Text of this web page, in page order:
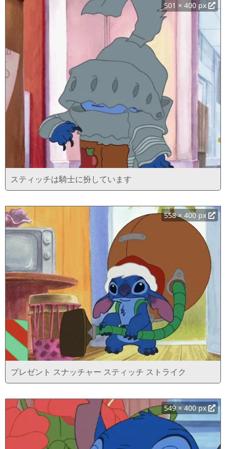
501 × 400 px
スティッチは騎士に扮しています
558 × 400 px
プレゼント スナッチャー スティッチ ストライク
549 × 400 px